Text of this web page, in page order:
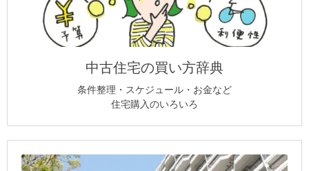
中古住宅の買い方辞典
条件整理・スケジュール・お金など
住宅購入のいろいろ